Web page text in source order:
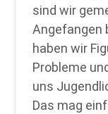
sind wir
Angefangen
haben wir
Probleme
uns
Das mag